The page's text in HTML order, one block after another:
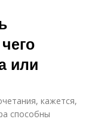
или
кажется,
способны